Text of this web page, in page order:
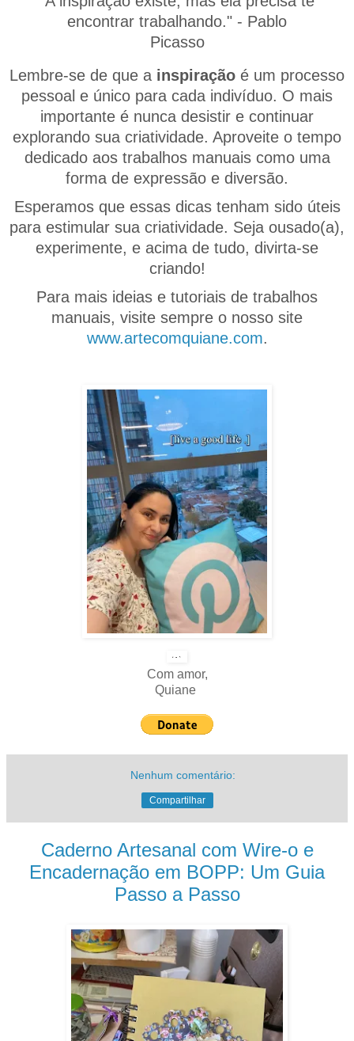
encontrar trabalhando." - Pablo
Picasso
Lembre-se de que a inspiração é um processo
pessoal e único para cada indivíduo. O mais
importante é nunca desistir e continuar
explorando sua criatividade. Aproveite o tempo
dedicado aos trabalhos manuais como uma
forma de expressão e diversão.
Esperamos que essas dicas tenham sido úteis
para estimular sua criatividade. Seja ousado(a),
experimente, e acima de tudo, divirta-se
criando!
Para mais ideias e tutoriais de trabalhos
manuais, visite sempre o nosso site
www.artecomquiane.com.
Com amor,
Quiane
Nenhum comentário:
Compartilhar
Caderno Artesanal com Wire-o e
Encadernação em BOPP: Um Guia
Passo a Passo